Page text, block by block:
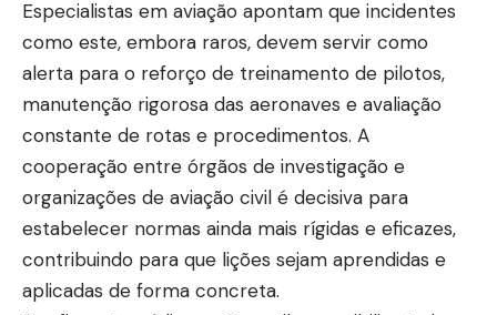
Especialistas em aviação apontam que incidentes
como este, embora raros, devem servir como
alerta para o reforço de treinamento de pilotos,
manutenção rigorosa das aeronaves e avaliação
constante de rotas e procedimentos. A
cooperação entre órgãos de investigação e
organizações de aviação civil é decisiva para
estabelecer normas ainda mais rígidas e eficazes,
contribuindo para que lições sejam aprendidas e
aplicadas de forma concreta.